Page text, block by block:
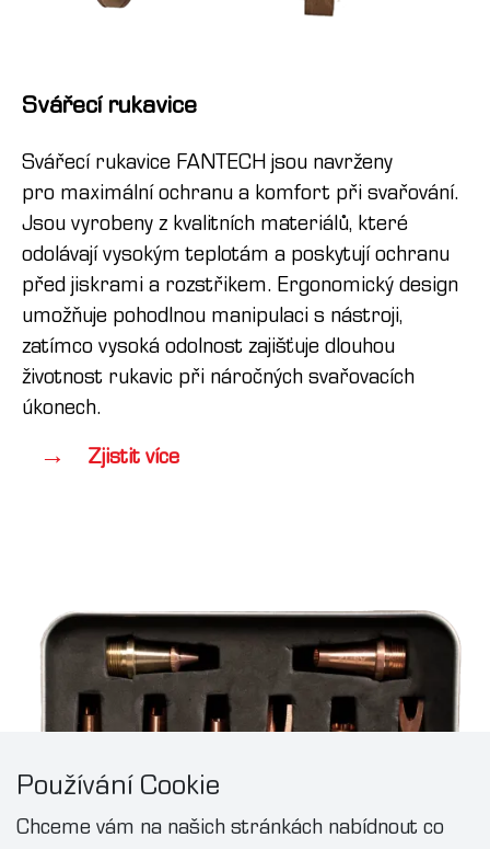
Svářecí rukavice
Svářecí rukavice FANTECH jsou navrženy
pro maximální ochranu a komfort při svařování.
Jsou vyrobeny z kvalitních materiálů, které
odolávají vysokým teplotám a poskytují ochranu
před jiskrami a rozstřikem. Ergonomický design
umožňuje pohodlnou manipulaci s nástroji,
zatímco vysoká odolnost zajišťuje dlouhou
životnost rukavic při náročných svařovacích
úkonech.
Zjistit více
Používání Cookie
Chceme vám na našich stránkách nabídnout co